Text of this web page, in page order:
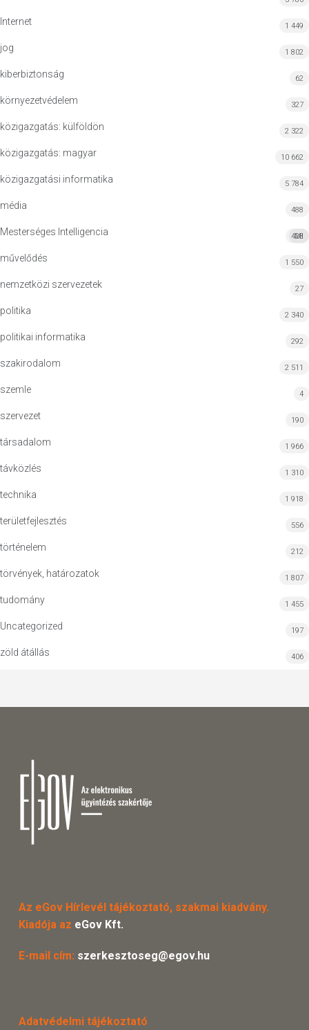
Internet 1 449
jog 1 802
kiberbiztonság 62
környezetvédelem 327
közigazgatás: külföldön 2 322
közigazgatás: magyar 10 662
közigazgatási informatika 5 784
média 488
Mesterséges Intelligencia MI
428
művelődés 1 550
nemzetközi szervezetek 27
politika 2 340
politikai informatika 292
szakirodalom 2 511
szemle 4
szervezet 190
társadalom 1 966
távközlés 1 310
technika 1 918
területfejlesztés 556
történelem 212
törvények, határozatok 1 807
tudomány 1 455
Uncategorized 197
zöld átállás 406
Az eGov Hírlevél tájékoztató, szakmai kiadvány.
Kiadója az eGov Kft.
E-mail cím: szerkesztoseg@egov.hu
Adatvédelmi tájékoztató